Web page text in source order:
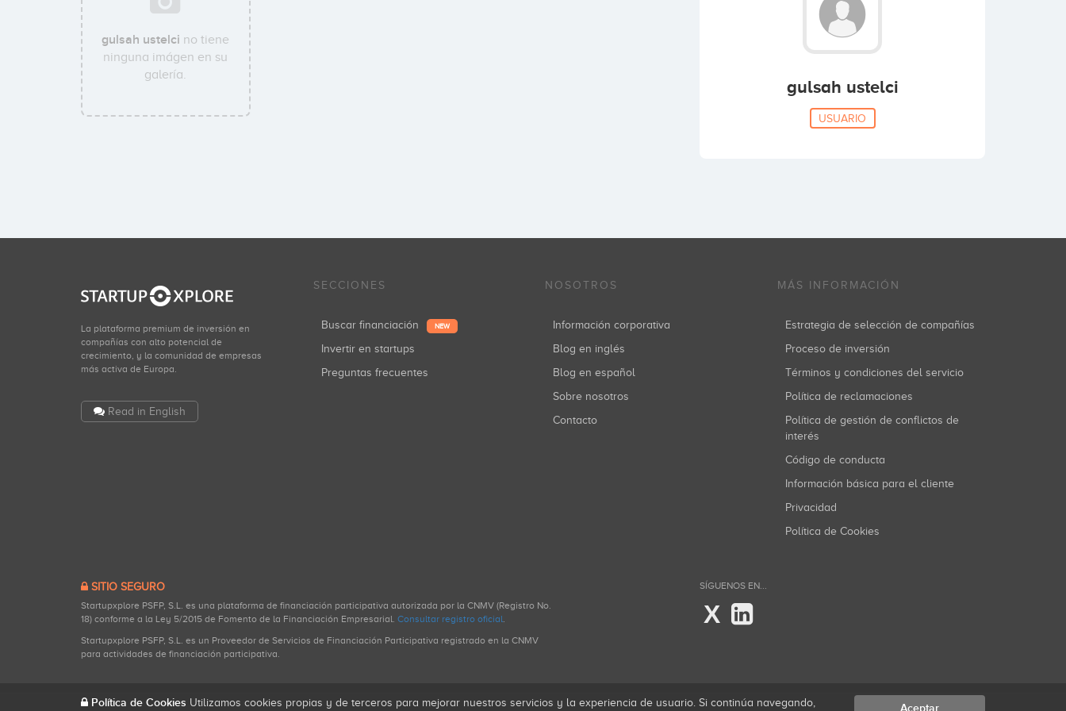
gulsah ustelci no tiene
ninguna imágen en su
galería.
gulsah ustelci
USUARIO
La plataforma premium de inversión en
compañías con alto potencial de
crecimiento, y la comunidad de empresas
más activa de Europa.
Read in English
SECCIONES
Buscar financiación NEW
Invertir en startups
Preguntas frecuentes
NOSOTROS
Información corporativa
Blog en inglés
Blog en español
Sobre nosotros
Contacto
MÁS INFORMACIÓN
Estrategia de selección de compañías
Proceso de inversión
Términos y condiciones del servicio
Política de reclamaciones
Política de gestión de conflictos de
interés
Código de conducta
Información básica para el cliente
Privacidad
Política de Cookies
SITIO SEGURO
Startupxplore PSFP, S.L. es una plataforma de financiación participativa autorizada por la CNMV (Registro No.
18) conforme a la Ley 5/2015 de Fomento de la Financiación Empresarial. Consultar registro oficial.
Startupxplore PSFP, S.L. es un Proveedor de Servicios de Financiación Participativa registrado en la CNMV
para actividades de financiación participativa.
SÍGUENOS EN...
X
Política de Cookies Utilizamos cookies propias y de terceros para mejorar nuestros servicios y la experiencia de usuario. Si continúa navegando, Aceptar